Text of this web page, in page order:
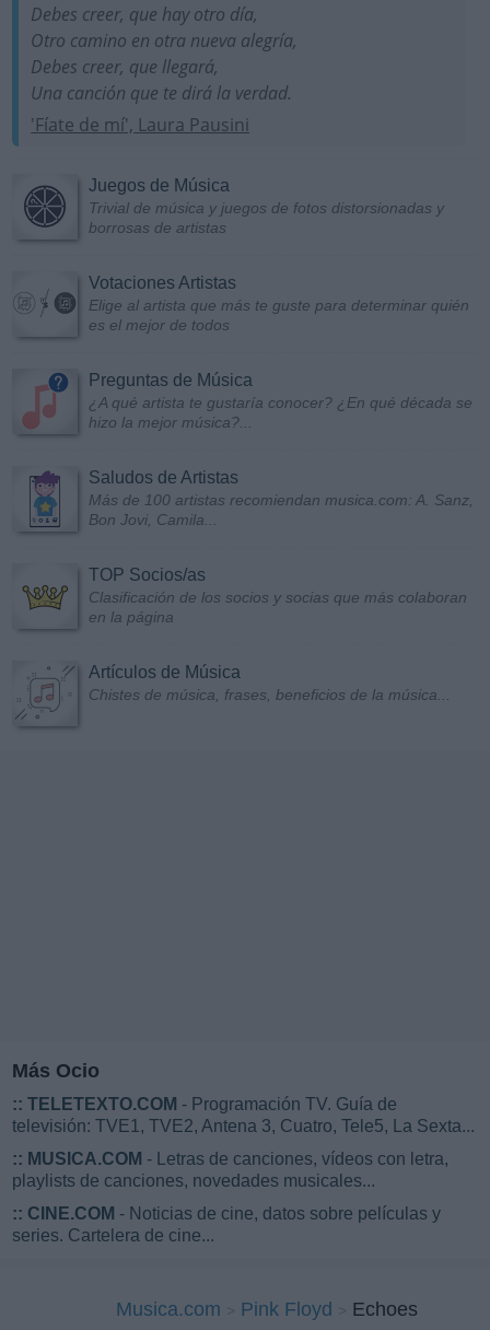
Debes creer, que hay otro día,
Otro camino en otra nueva alegría,
Debes creer, que llegará,
Una canción que te dirá la verdad.
'Fíate de mí', Laura Pausini
Juegos de Música
Trivial de música y juegos de fotos distorsionadas y
borrosas de artistas
Votaciones Artistas
Elige al artista que más te guste para determinar quién
es el mejor de todos
Preguntas de Música
¿A qué artista te gustaría conocer? ¿En qué década se
hizo la mejor música?...
Saludos de Artistas
Más de 100 artistas recomiendan musica.com: A. Sanz,
Bon Jovi, Camila...
TOP Socios/as
Clasificación de los socios y socias que más colaboran
en la página
Artículos de Música
Chistes de música, frases, beneficios de la música...
Más Ocio
:: TELETEXTO.COM - Programación TV. Guía de
televisión: TVE1, TVE2, Antena 3, Cuatro, Tele5, La Sexta...
:: MUSICA.COM - Letras de canciones, vídeos con letra,
playlists de canciones, novedades musicales...
:: CINE.COM - Noticias de cine, datos sobre películas y
series. Cartelera de cine...
Musica.com Pink Floyd Echoes